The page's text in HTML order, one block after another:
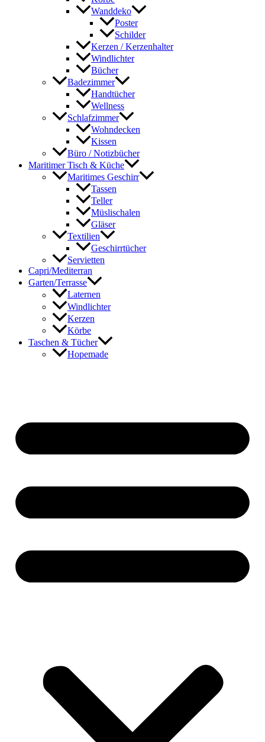
Wanddeko
Poster
Schilder
Kerzen / Kerzenhalter
Windlichter
Bücher
Badezimmer
Handtücher
Wellness
Schlafzimmer
Wohndecken
Kissen
Büro / Notizbücher
Maritimer Tisch & Küche
Maritimes Geschirr
Tassen
Teller
Müslischalen
Gläser
Textilien
Geschirrtücher
Servietten
Capri/Mediterran
Garten/Terrasse
Laternen
Windlichter
Kerzen
Körbe
Taschen & Tücher
Hopemade